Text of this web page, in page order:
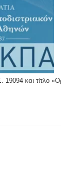
και τίτλο